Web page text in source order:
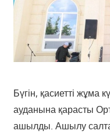
Бүгін, қасиетті жұма
ауданына қарасты
ашылды. Ашылу